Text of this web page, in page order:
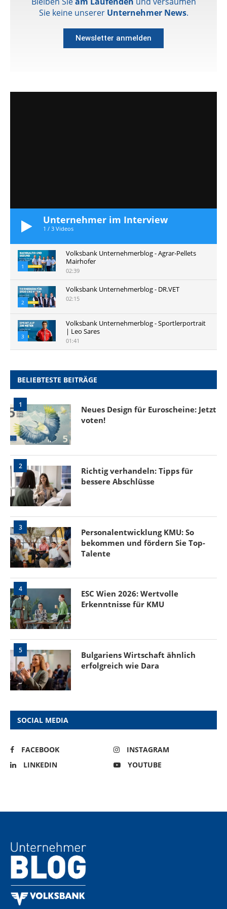
Sie keine unserer Unternehmer News.
Newsletter anmelden
Unternehmer im Interview
1 / 3 Videos
1
Volksbank Unternehmerblog - Agrar-Pellets
Mairhofer
02:39
2
Volksbank Unternehmerblog - DR.VET
02:15
3
Volksbank Unternehmerblog - Sportlerportrait
| Leo Sares
01:41
BELIEBTESTE BEITRÄGE
1
Neues Design für Euroscheine: Jetzt
voten!
2
Richtig verhandeln: Tipps für
bessere Abschlüsse
3
Personalentwicklung KMU: So
bekommen und fördern Sie Top-
Talente
4
ESC Wien 2026: Wertvolle
Erkenntnisse für KMU
5
Bulgariens Wirtschaft ähnlich
erfolgreich wie Dara
SOCIAL MEDIA
FACEBOOK
INSTAGRAM
LINKEDIN
YOUTUBE